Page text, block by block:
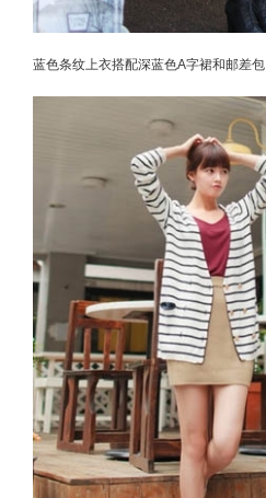
蓝色条纹上衣搭配深蓝色A字裙和邮差包